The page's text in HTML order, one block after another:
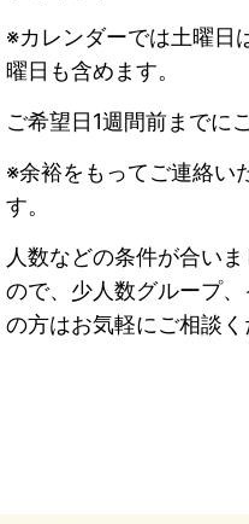
※カレンダーでは土曜日
曜日も含めます。
ご希望日1週間前までに
※余裕をもってご連絡い
す。
人数などの条件が合い
ので、少人数グループ
の方はお気軽にご相談く